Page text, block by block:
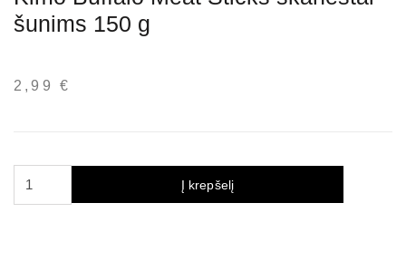
šunims 150 g
2,99 €
Į krepšelį